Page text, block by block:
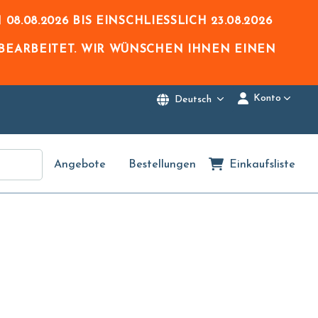
08.08.2026BIS EINSCHLIESSLICH 23.08.2026
WIR WÜNSCHEN IHNEN EINEN
Deutsch Konto
Angebote Bestellungen Einkaufsliste